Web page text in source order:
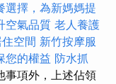
選擇，為新媽媽提
空氣品質 老人養護
空間 新竹按摩服
您的權益 防水抓
事項外，上述佔領